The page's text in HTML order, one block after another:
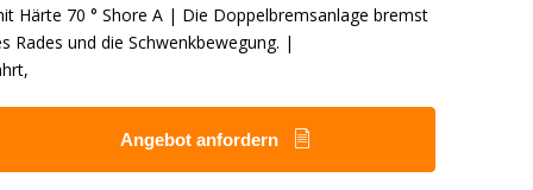
Härte 70 ° Shore A | Die Doppelbremsanlage bremst
Rades und die Schwenkbewegung. |
Angebot anfordern